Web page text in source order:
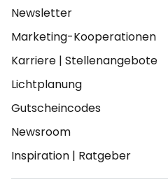
Newsletter
Marketing-Kooperationen
Karriere | Stellenangebote
Lichtplanung
Gutscheincodes
Newsroom
Inspiration | Ratgeber